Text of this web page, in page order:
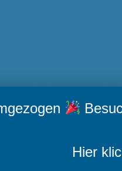
Hier